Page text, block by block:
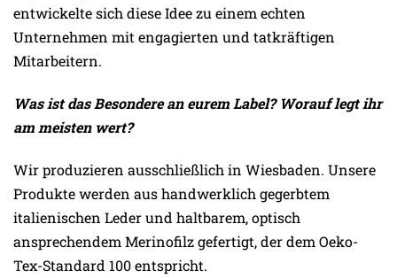
entwickelte sich diese Idee zu einem echten
Unternehmen mit engagierten und tatkräftigen
Mitarbeitern.
Was ist das Besondere an eurem Label? Worauf legt ihr
am meisten wert?
Wir produzieren ausschließlich in Wiesbaden. Unsere
Produkte werden aus handwerklich gegerbtem
italienischen Leder und haltbarem, optisch
ansprechendem Merinofilz gefertigt, der dem Oeko-
Tex-Standard 100 entspricht.